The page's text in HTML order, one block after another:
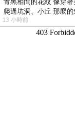
爬過坑洞、小丘 那麼
13 小時前